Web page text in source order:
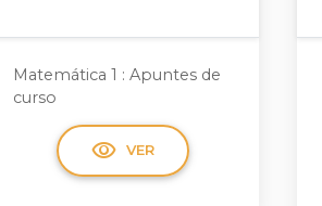
Matemática 1 : Apuntes de
curso
visibility VER